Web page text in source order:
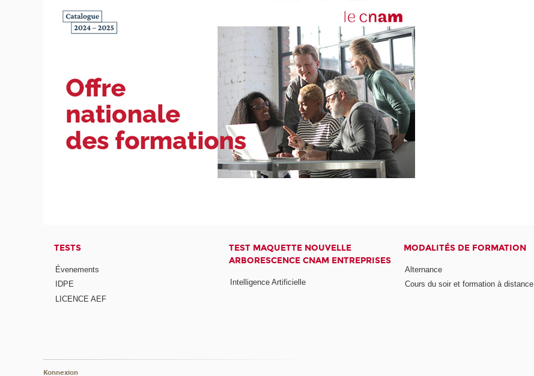
TESTS
Évenements
IDPE
LICENCE AEF
TEST MAQUETTE NOUVELLE
ARBORESCENCE CNAM ENTREPRISES
Intelligence Artificielle
MODALITÉS DE FORMATION
Alternance
Cours du soir et formation à distance
Konnexion